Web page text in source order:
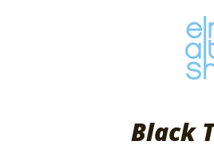
Black